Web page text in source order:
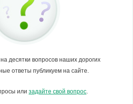
десятки вопросов наших дорогих
ответы публикуем на сайте.
или задайте свой вопрос.